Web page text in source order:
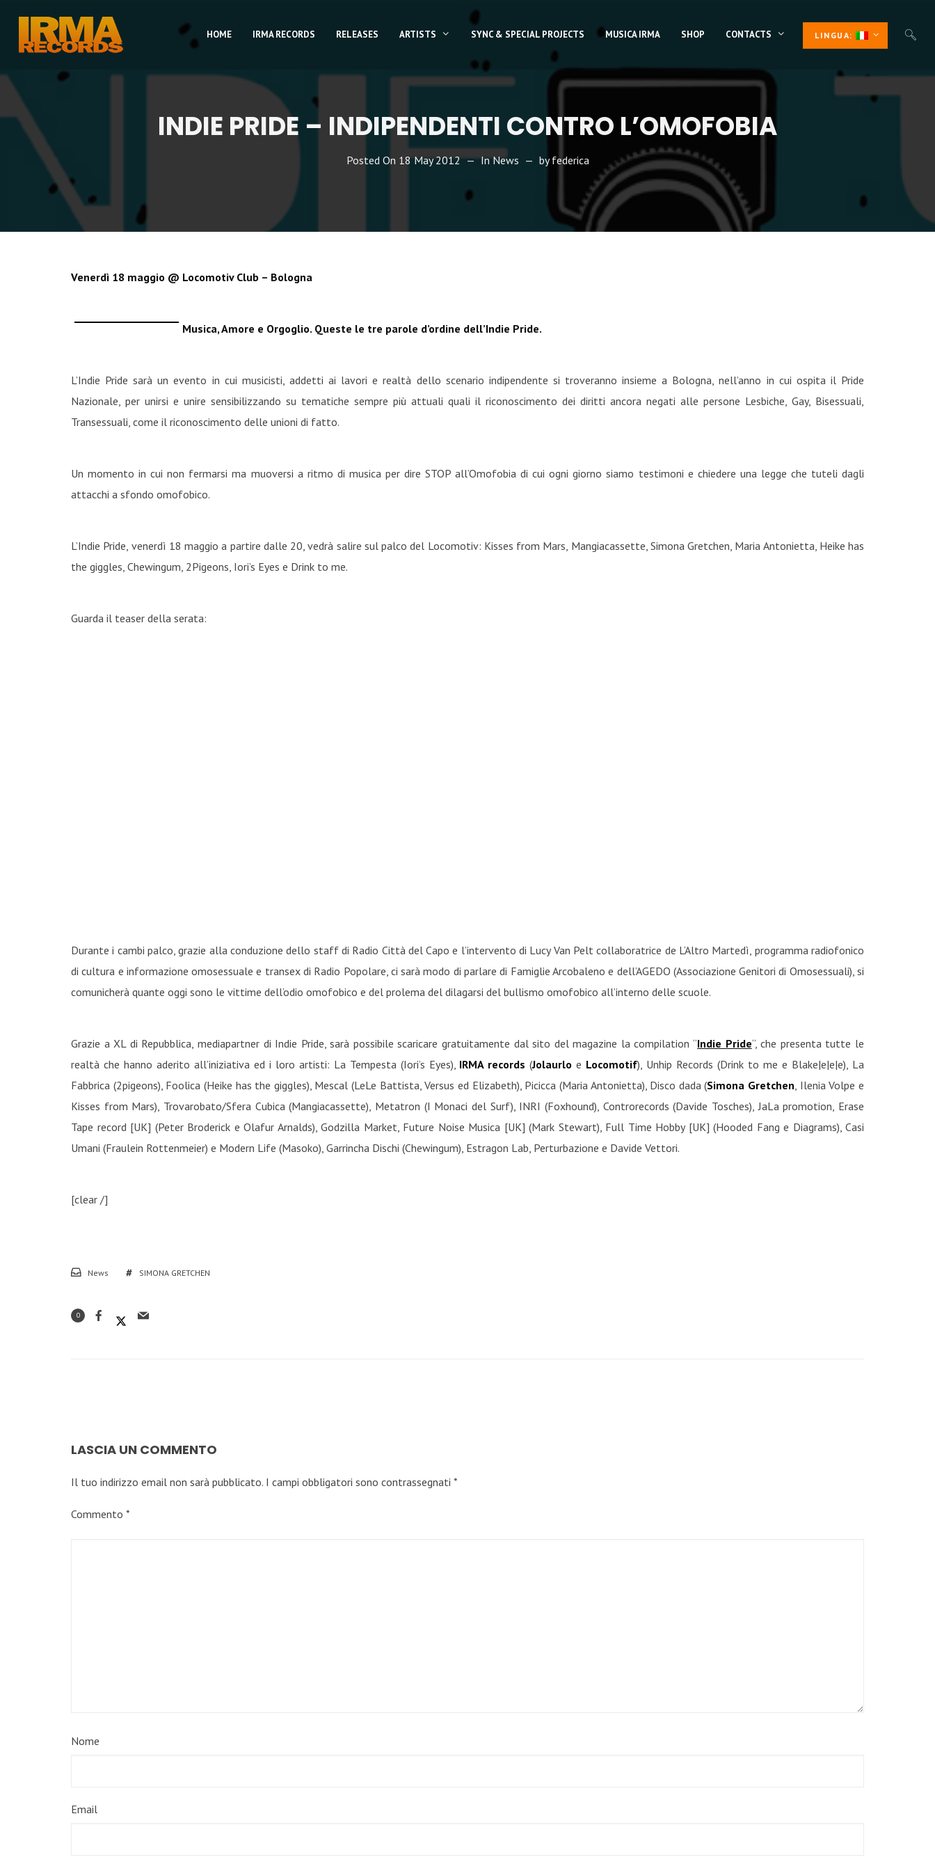
HOME IRMA RECORDS RELEASES ARTISTS SYNC & SPECIAL PROJECTS MUSICA IRMA SHOP CONTACTS LINGUA:
INDIE PRIDE – INDIPENDENTI CONTRO L’OMOFOBIA
Posted On 18 May 2012 InNews byfederica
Venerdì 18 maggio @ Locomotiv Club – Bologna
Musica, Amore e Orgoglio. Queste le tre parole d’ordine dell’Indie Pride.
L’Indie Pride sarà un evento in cui musicisti, addetti ai lavori e realtà dello scenario indipendente si troveranno insieme a Bologna, nell’anno in cui ospita il Pride
Nazionale, per unirsi e unire sensibilizzando su tematiche sempre più attuali quali il riconoscimento dei diritti ancora negati alle persone Lesbiche, Gay, Bisessuali,
Transessuali, come il riconoscimento delle unioni di fatto.
Un momento in cui non fermarsi ma muoversi a ritmo di musica per dire STOP all’Omofobia di cui ogni giorno siamo testimoni e chiedere una legge che tuteli dagli
attacchi a sfondo omofobico.
L’Indie Pride, venerdì 18 maggio a partire dalle 20, vedrà salire sul palco del Locomotiv: Kisses from Mars, Mangiacassette, Simona Gretchen, Maria Antonietta, Heike has
the giggles, Chewingum, 2Pigeons, Iori’s Eyes e Drink to me.
Guarda il teaser della serata:
Durante i cambi palco, grazie alla conduzione dello staff di Radio Città del Capo e l’intervento di Lucy Van Pelt collaboratrice de L’Altro Martedì, programma radiofonico
di cultura e informazione omosessuale e transex di Radio Popolare, ci sarà modo di parlare di Famiglie Arcobaleno e dell’AGEDO (Associazione Genitori di Omosessuali), si
comunicherà quante oggi sono le vittime dell’odio omofobico e del prolema del dilagarsi del bullismo omofobico all’interno delle scuole.
Grazie a XL di Repubblica, mediapartner di Indie Pride, sarà possibile scaricare gratuitamente dal sito del magazine la compilation “Indie Pride“, che presenta tutte le
realtà che hanno aderito all’iniziativa ed i loro artisti: La Tempesta (Iori’s Eyes), IRMA records (Jolaurlo e Locomotif), Unhip Records (Drink to me e Blake|e|e|e), La
Fabbrica (2pigeons), Foolica (Heike has the giggles), Mescal (LeLe Battista, Versus ed Elizabeth), Picicca (Maria Antonietta), Disco dada (Simona Gretchen, Ilenia Volpe e
Kisses from Mars), Trovarobato/Sfera Cubica (Mangiacassette), Metatron (I Monaci del Surf), INRI (Foxhound), Controrecords (Davide Tosches), JaLa promotion, Erase
Tape record [UK] (Peter Broderick e Olafur Arnalds), Godzilla Market, Future Noise Musica [UK] (Mark Stewart), Full Time Hobby [UK] (Hooded Fang e Diagrams), Casi
Umani (Fraulein Rottenmeier) e Modern Life (Masoko), Garrincha Dischi (Chewingum), Estragon Lab, Perturbazione e Davide Vettori.
[clear /]
News SIMONA GRETCHEN
0
LASCIA UN COMMENTO
Il tuo indirizzo email non sarà pubblicato. I campi obbligatori sono contrassegnati *
Commento *
Nome
Email